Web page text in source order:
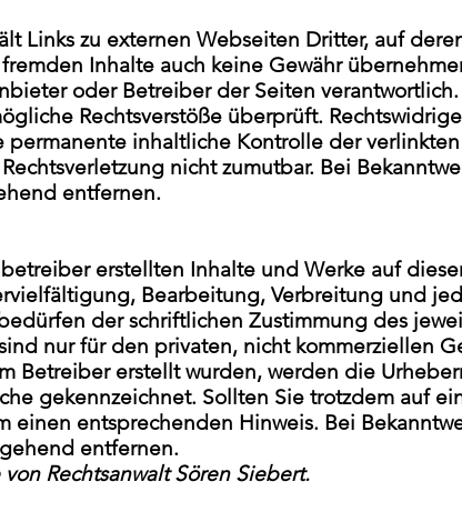
Links zu externen Webseiten Dritter, auf
Inhalte auch keine Gewähr
oder Betreiber der Seiten
Rechtsverstöße überprüft.
permanente inhaltliche Kontrolle der
nicht zumutbar. Bei
entfernen.
erstellten Inhalte und Werke auf
Bearbeitung, Verbreitung und
der schriftlichen Zustimmung des
nur für den privaten, nicht kommerziellen
Betreiber erstellt wurden, werden die
gekennzeichnet. Sollten Sie trotzdem auf
einen entsprechenden Hinweis. Bei
entfernen.
Rechtsanwalt Sören Siebert.